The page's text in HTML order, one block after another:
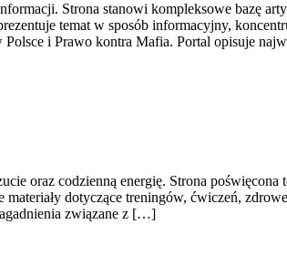
Strona stanowi kompleksowe bazę
temat w sposób informacyjny,
Polsce i Prawo kontra Mafia. Portal opisuje
oraz codzienną energię. Strona poświęcona
dotyczące treningów, ćwiczeń,
związane z […]